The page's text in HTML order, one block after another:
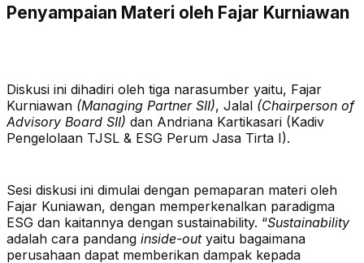
Penyampaian Materi oleh Fajar Kurniawan
Diskusi ini dihadiri oleh tiga narasumber yaitu, Fajar
Kurniawan (Managing Partner SII), Jalal (Chairperson of
Advisory Board SII) dan Andriana Kartikasari (Kadiv
Pengelolaan TJSL & ESG Perum Jasa Tirta I).
Sesi diskusi ini dimulai dengan pemaparan materi oleh
Fajar Kuniawan, dengan memperkenalkan paradigma
ESG dan kaitannya dengan sustainability. “Sustainability
adalah cara pandang inside-outyaitu bagaimana
perusahaan dapat memberikan dampak kepada